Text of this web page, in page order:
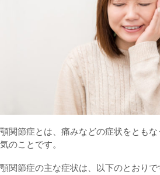
顎関節症とは、痛みなどの症状をとも
気のことです。
顎関節症の主な症状は、以下のとおりで